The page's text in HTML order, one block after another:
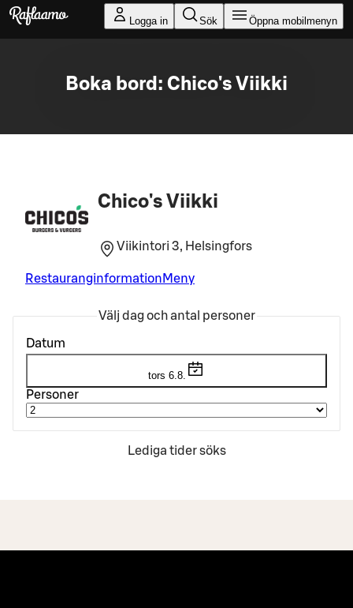
Gå till huvudinnehållet
Logga in Sök Öppna mobilmenyn
Boka bord: Chico's Viikki
Chico's Viikki
Viikintori 3, Helsingfors
Restauranginformation Meny
Välj dag och antal personer
Datum
tors 6.8.
Personer
Lediga tider söks